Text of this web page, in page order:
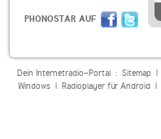
PHONOSTAR AUF
Dein Internetradio-Portal : Sitemap|
Windows| Radioplayer für Android|